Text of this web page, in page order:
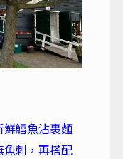
鮮鱈魚沾裹麵
刺，再搭配